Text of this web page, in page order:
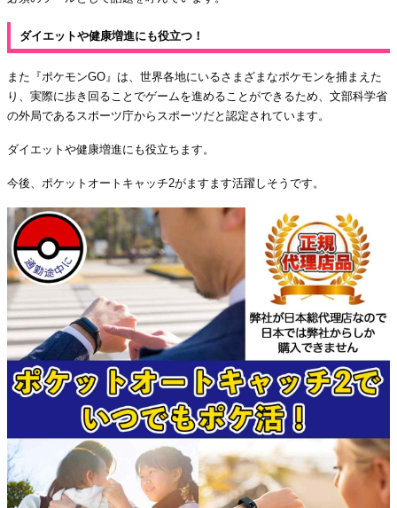
ダイエットや健康増進にも役立つ！
また『ポケモンGO』は、世界各地にいるさまざまなポケモンを捕まえた
り、実際に歩き回ることでゲームを進めることができるため、文部科学省
の外局であるスポーツ庁からスポーツだと認定されています。
ダイエットや健康増進にも役立ちます。
今後、ポケットオートキャッチ2がますます活躍しそうです。